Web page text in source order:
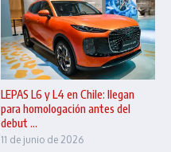
LEPAS L6 y L4 en Chile: llegan
para homologación antes del
debut ...
11 de junio de 2026